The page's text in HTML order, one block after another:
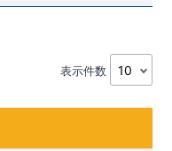
表示件数